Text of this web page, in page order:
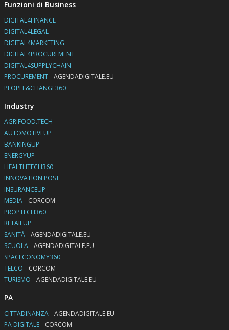
Funzioni di Business
DIGITAL4FINANCE
DIGITAL4LEGAL
DIGITAL4MARKETING
DIGITAL4PROCUREMENT
DIGITAL4SUPPLYCHAIN
PROCUREMENT
AGENDADIGITALE.EU
PEOPLE&CHANGE360
Industry
AGRIFOOD.TECH
AUTOMOTIVEUP
BANKINGUP
ENERGYUP
HEALTHTECH360
INNOVATION POST
INSURANCEUP
MEDIA
CORCOM
PROPTECH360
RETAILUP
SANITÀ
AGENDADIGITALE.EU
SCUOLA
AGENDADIGITALE.EU
SPACECONOMY360
TELCO
CORCOM
TURISMO
AGENDADIGITALE.EU
PA
CITTADINANZA
AGENDADIGITALE.EU
PA DIGITALE
CORCOM